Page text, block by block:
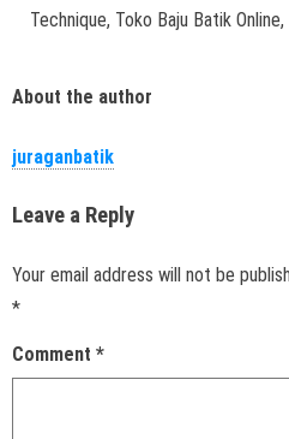
Technique, Toko Baju Batik
About the author
juraganbatik
Leave a Reply
Your email address will not be
*
Comment *